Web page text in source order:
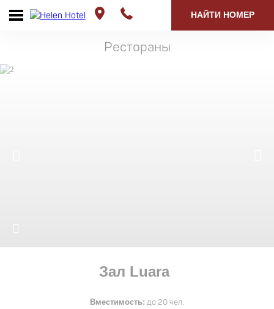
НАЙТИ НОМЕР
Рестораны
Зал Luara
Вместимость: до 20 чел.